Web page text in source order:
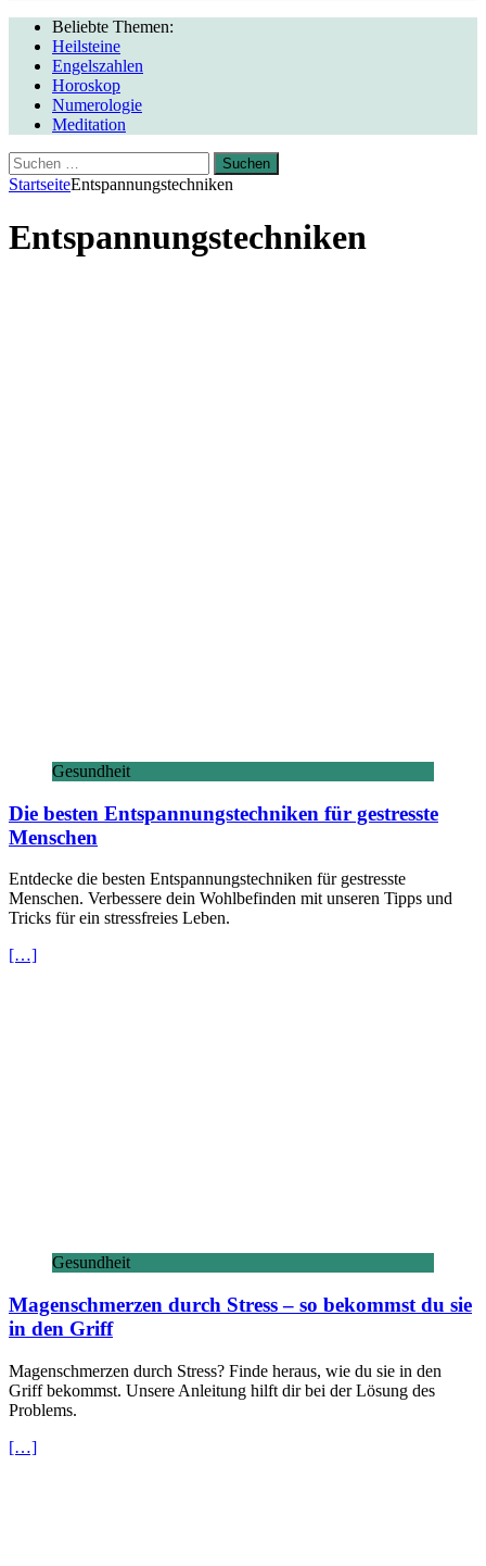
Beliebte Themen:
Heilsteine
Engelszahlen
Horoskop
Numerologie
Meditation
Suchen
nach:
StartseiteEntspannungstechniken
Entspannungstechniken
Gesundheit
Die besten Entspannungstechniken für gestresste
Menschen
Entdecke die besten Entspannungstechniken für gestresste
Menschen. Verbessere dein Wohlbefinden mit unseren Tipps und
Tricks für ein stressfreies Leben.
[…]
Gesundheit
Magenschmerzen durch Stress – so bekommst du sie
in den Griff
Magenschmerzen durch Stress? Finde heraus, wie du sie in den
Griff bekommst. Unsere Anleitung hilft dir bei der Lösung des
Problems.
[…]